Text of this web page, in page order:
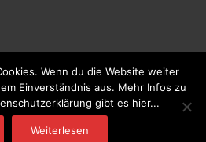
and Developed by
Wenn du die Website weiter
Einverständnis aus. Mehr Infos zu
gibt es hier...
Weiterlesen